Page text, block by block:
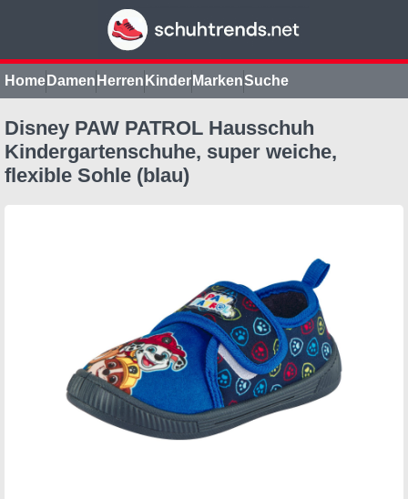
Home Damen Herren Kinder MarkenSuche
Disney PAW PATROL Hausschuh
Kindergartenschuhe, super weiche,
flexible Sohle (blau)